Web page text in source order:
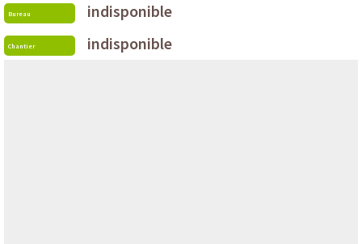
Bureau indisponible
Chantier indisponible